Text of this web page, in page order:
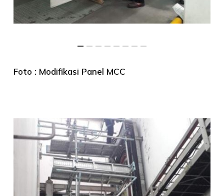
Foto : Modifikasi Panel MCC